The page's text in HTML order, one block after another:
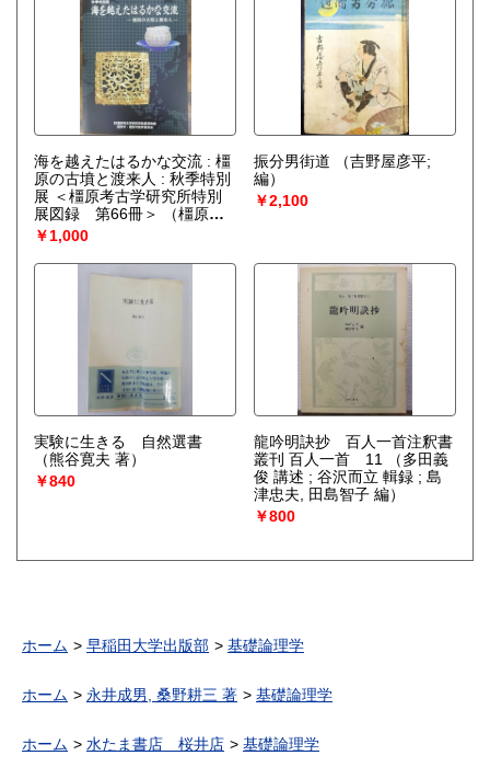
海を越えたはるかな交流 : 橿
原の古墳と渡来人 : 秋季特別
展 ＜橿原考古学研究所特別
展図録 第66冊＞
（橿原考
古学研究所附属博物館）
￥1,000
振分男街道
（吉野屋彦平;
編）
￥2,100
実験に生きる 自然選書
（熊谷寛夫 著）
￥840
龍吟明訣抄 百人一首注釈書
叢刊 百人一首 11
（多田義
俊 講述 ; 谷沢而立 輯録 ; 島
津忠夫, 田島智子 編）
￥800
ホーム 早稲田大学出版部 基礎論理学
ホーム 永井成男, 桑野耕三 著 基礎論理学
ホーム 水たま書店 桜井店 基礎論理学